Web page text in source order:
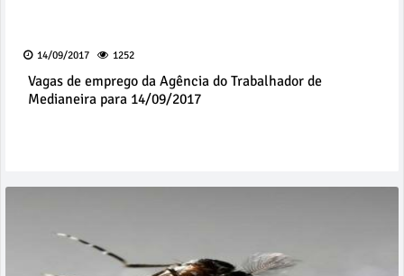
14/09/2017 1252
Vagas de emprego da Agência do Trabalhador de
Medianeira para 14/09/2017